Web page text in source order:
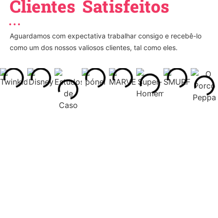
Clientes Satisfeitos
Aguardamos com expectativa trabalhar consigo e recebê-lo
como um dos nossos valiosos clientes, tal como eles.